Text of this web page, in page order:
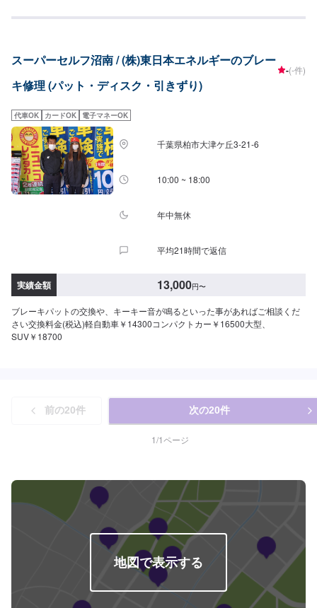
応しておりますので「他のお店では断られてしまった…」という方はお気軽
スーパーセルフ沼南 / (株)東日本エネルギーのブレー
キ修理 (パット・ディスク・引きずり)
-(-件)
代車OK カードOK 電子マネーOK
千葉県柏市大津ケ丘3-21-6
10:00 ~ 18:00
年中無休
平均21時間で返信
実績金額 13,000円〜
ブレーキパットの交換や、キーキー音が鳴るといった事があればご相談くだ
さい交換料金(税込)軽自動車￥14300コンパクトカー￥16500大型、
SUV￥18700
前の20件 次の20件
1/1ページ
地図で表示する